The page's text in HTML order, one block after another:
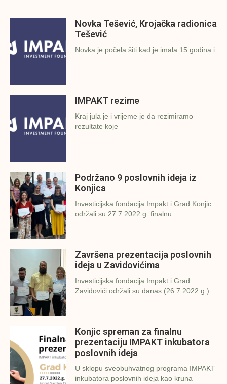
Novka Tešević, Krojačka radionica
Tešević
Novka je počela šiti kad je imala 15 godina i
IMPAKT rezime
Kraj jula je i vrijeme je da rezimiramo
rezultate koje
Podržano 9 poslovnih ideja iz
Konjica
Investicijska fondacija Impakt i Grad Konjic
održali su 27.7.2022.g. finalnu
Završena prezentacija poslovnih
ideja u Zavidovićima
Investicijska fondacija Impakt i Grad
Zavidovići održali su danas (26.7.2022.g.)
Konjic spreman za finalnu
prezentaciju IMPAKT inkubatora
poslovnih ideja
U sklopu sveobuhvatnog programa IMPAKT
inkubatora poslovnih ideja kao kruna